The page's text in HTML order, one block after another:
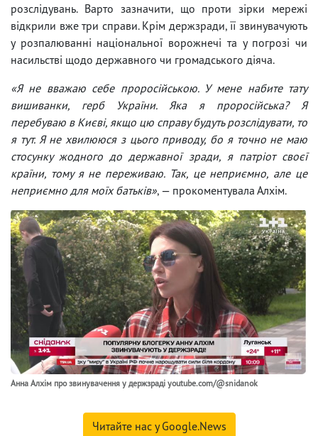
розслідувань. Варто зазначити, що проти зірки мережі
відкрили вже три справи. Крім держзради, її звинувачують
у розпалюванні національної ворожнечі та у погрозі чи
насильстві щодо державного чи громадського діяча.
«Я не вважаю себе проросійською. У мене набите тату
вишиванки, герб України. Яка я проросійська? Я
перебуваю в Києві, якщо цю справу будуть розслідувати, то
я тут. Я не хвилююся з цього приводу, бо я точно не маю
стосунку жодного до державної зради, я патріот своєї
країни, тому я не переживаю. Так, це неприємно, але це
неприємно для моїх батьків», — прокоментувала Алхім.
Анна Алхім про звинувачення у держзраді youtube.com/@snidanok
Читайте нас у Google.News